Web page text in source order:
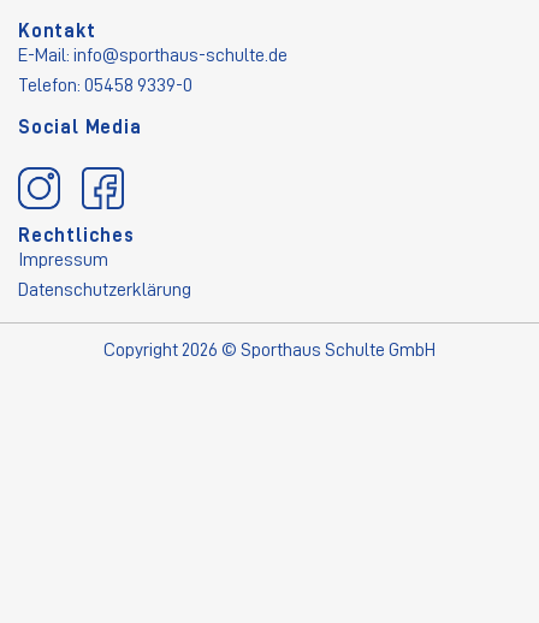
Kontakt
E-Mail: info@sporthaus-schulte.de
Telefon: 05458 9339-0
Social Media
Rechtliches
Impressum
Datenschutzerklärung
Copyright 2026 © Sporthaus Schulte GmbH